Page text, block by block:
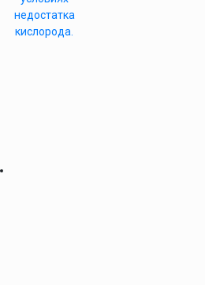
недостатка
кислорода.